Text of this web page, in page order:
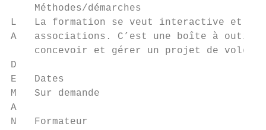
    Méthodes/démarches
L   La formation se veut interactive et à
A   associations. C’est une boîte à outils
concevoir et gérer un projet de
D
E   Dates
M   Sur demande
A
N   Formateur